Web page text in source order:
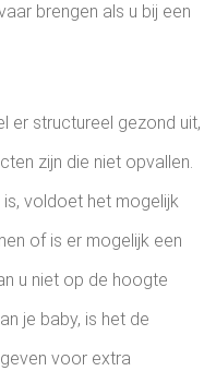
brengen als u bij een
er structureel gezond uit,
zijn die niet opvallen.
voldoet het mogelijk
of is er mogelijk een
u niet op de hoogte
je baby, is het de
voor extra